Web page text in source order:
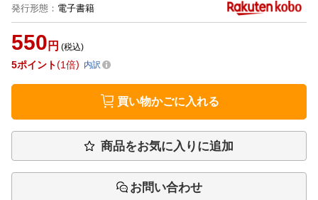
発行形態 ： 電子書籍
550 円 (税込)
5ポイント 1倍 内訳
買い物かごに入れる
商品をお気に入りに追加
お問い合わせ